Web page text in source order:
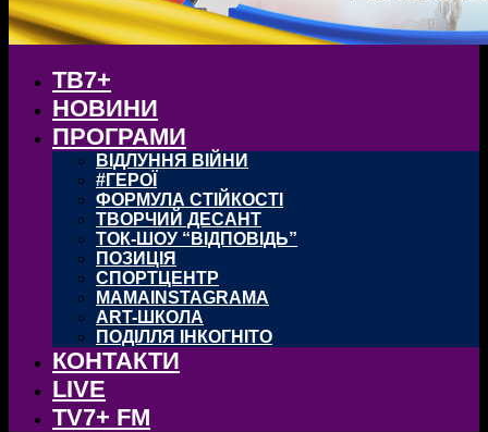
ТВ7+
НОВИНИ
ПРОГРАМИ
ВІДЛУННЯ ВІЙНИ
#ГЕРОЇ
ФОРМУЛА СТІЙКОСТІ
ТВОРЧИЙ ДЕСАНТ
ТОК-ШОУ “ВІДПОВІДЬ”
ПОЗИЦІЯ
СПОРТЦЕНТР
MAMAINSTAGRAMA
ART-ШКОЛА
ПОДІЛЛЯ ІНКОГНІТО
КОНТАКТИ
LIVE
TV7+ FM